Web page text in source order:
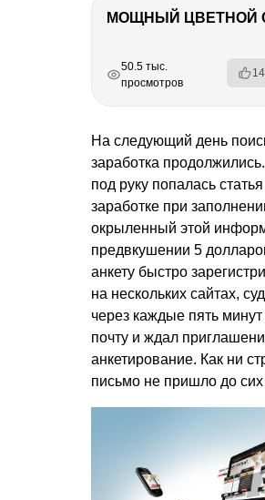
РЕКЛАМА
РЕКЛАМА
РЕКЛАМА
РЕКЛАМА
50.5 тыс.
просмотров
На следующий день
заработка
под руку попалась
заработке при
окрыленный этой
предвкушении 5
анкету быстро
на нескольких сайтах,
через каждые пять
почту и ждал
анкетирование. Как ни
письмо не пришло до